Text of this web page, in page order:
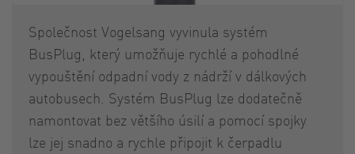
Společnost Vogelsang vyvinula systém
BusPlug, který umožňuje rychlé a pohodlné
vypouštění odpadní vody z nádrží v dálkových
autobusech. Systém BusPlug lze dodatečně
namontovat bez většího úsilí a pomocí spojky
lze jej snadno a rychle připojit k čerpadlu